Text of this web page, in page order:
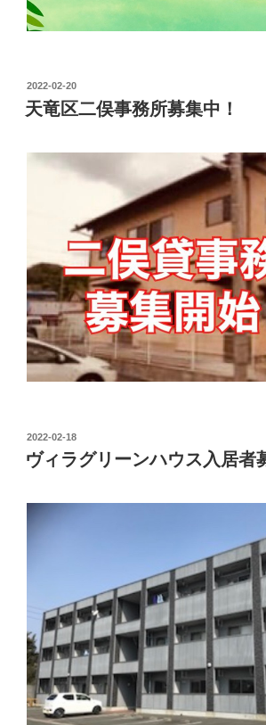
投
稿
日:
2022-02-20
天竜区二俣事務所募集中！
投
稿
日:
2022-02-18
ヴィラグリーンハウス入居者